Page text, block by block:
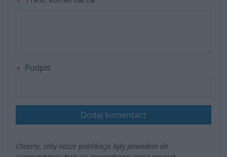
Podpis
Dodaj komentarz
Chcemy, żeby nasze publikacje były powodem do